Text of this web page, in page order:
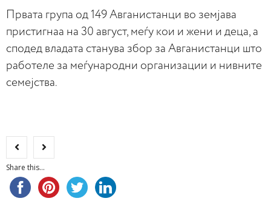
Првата група од 149 Авганистанци во земјава
пристигнаа на 30 август, меѓу кои и жени и деца, а
сподед владата станува збор за Авганистанци што
работеле за меѓународни организации и нивните
семејства.
Share this...